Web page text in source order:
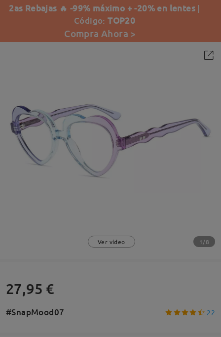
2as Rebajas 🔥 -99% máximo + -20% en lentes |
Código:TOP20
Compra Ahora >
Ver vídeo 1/8
27,95 €
#SnapMood07 22